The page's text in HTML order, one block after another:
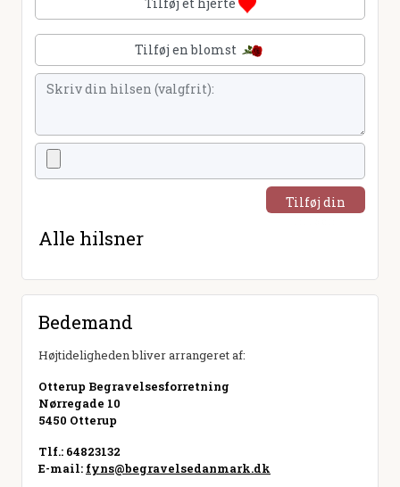
Tilføj en blomst
Tilføj din
Alle hilsner
Bedemand
Højtideligheden bliver arrangeret af:
Otterup Begravelsesforretning
Nørregade 10
5450 Otterup
Tlf.: 64823132
E-mail: fyns@begravelsedanmark.dk